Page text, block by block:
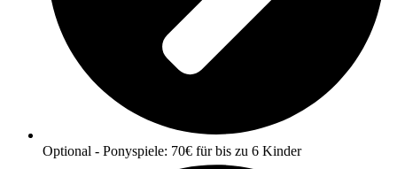
Optional - Ponyspiele: 70€ für bis zu 6 Kinder